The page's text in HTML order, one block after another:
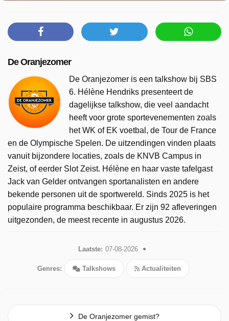
De Oranjezomer
De Oranjezomer is een talkshow bij SBS
6. Hélène Hendriks presenteert de
dagelijkse talkshow, die veel aandacht
heeft voor grote sportevenementen zoals
het WK of EK voetbal, de Tour de France
en de Olympische Spelen. De uitzendingen vinden plaats
vanuit bijzondere locaties, zoals de KNVB Campus in
Zeist, of eerder Slot Zeist. Hélène en haar vaste tafelgast
Jack van Gelder ontvangen sportanalisten en andere
bekende personen uit de sportwereld. Sinds 2025 is het
populaire programma beschikbaar. Er zijn 92 afleveringen
uitgezonden, de meest recente in augustus 2026.
Laatste: 07-08-2026
Genres: Talkshows Actualiteiten
De Oranjezomer gemist?